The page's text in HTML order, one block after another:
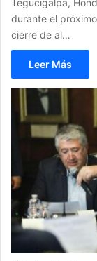
Tegucigalpa,
durante el
cierre de al…
Leer Más